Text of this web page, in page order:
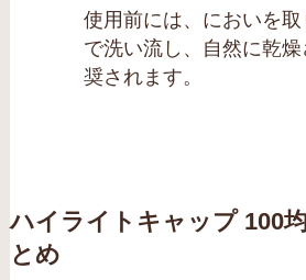
使用前には、においを
で洗い流し、自然に乾
奨されます。
ハイライトキャップ 100
とめ